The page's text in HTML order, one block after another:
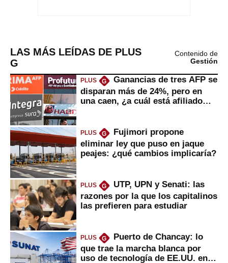
LAS MÁS LEÍDAS DE PLUS
G
Contenido de
Gestión
PLUS G
Ganancias de tres AFP se
disparan más de 24%, pero en
una caen, ¿a cuál está afiliado
PLUS G
Fujimori propone
eliminar ley que puso en jaque
peajes: ¿qué cambios implicaría?
PLUS G
UTP, UPN y Senati: las
razones por la que los capitalinos
las prefieren para estudiar
PLUS G
Puerto de Chancay: lo
que trae la marcha blanca por
uso de tecnología de EE.UU. en